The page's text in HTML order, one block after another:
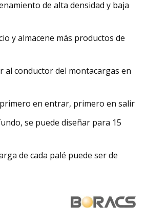
de alta densidad y baja
y almacene más productos de
al conductor del montacargas en
en entrar, primero en salir
se puede diseñar para 15
de cada palé puede ser de